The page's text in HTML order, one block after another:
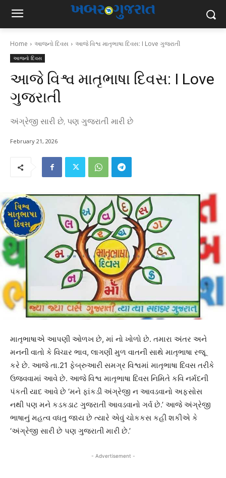
Home આજનો દિવસ આજે વિશ્વ માતૃભાષા દિવસ: I Love ગુજરાતી
આજનો દિવસ
આજે વિશ્વ માતૃભાષા દિવસ: I Love
ગુજરાતી
અંગ્રેજી સારી છે, પણ ગુજરાતી મારી છે
February 21, 2026
માતૃભાષાએ આપણી ઓળખ છે, માં નો ખોળો છે. તમારા અંતર અને
મનની વાતો કે વિચાર ભાવ, લાગણી મુળ વાતની સાથે માતૃભાષા રજૂ
કરે છે. આજે તા.21 ફેબ્રુઆરી સમગ્ર વિશ્વમાં માતૃભાષા દિવસ તરીકે
ઉજવવામાં આવે છે. આજે વિશ્વ માતૃભાષા દિવસ નિમિતે કવિ નર્મદની
પંકતી યાદ આવે છે ‘મને ફાંકડી અંગ્રેજી ન આવડવાનો અફસોસ
નથી પણ મને કડકડાટ ગુજરાતી આવડવાનો ગર્વ છે.’ આજે અંગ્રેજી
ભાષાનું મહત્વ વધતુ જાય છે ત્યારે એવું ચોકકસ કહી શકીએ કે
‘અંગ્રેજી સારી છે પણ ગુજરાતી મારી છે.’
- Advertisement -